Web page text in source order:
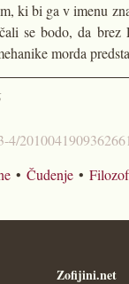
ki bi ga v imenu
se bodo, da brez
morda
4/
•Čudenje •
Zofijini.net